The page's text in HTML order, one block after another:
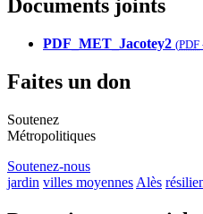
Documents joints
PDF_MET_Jacotey2 (PDF
Faites un don
Soutenez
Métropolitiques
Soutenez-nous
jardin villes moyennes Alès